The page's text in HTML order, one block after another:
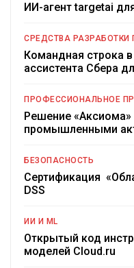
ИИ-агент targetai
СРЕДСТВА РАЗРАБОТКИ
Командная строка
ассистента Сбера
ПРОФЕССИОНАЛЬНОЕ
Решение «Аксиома»
промышленными
БЕЗОПАСНОСТЬ
Сертификация
DSS
ИИ И ML
Открытый код
моделей Cloud.ru